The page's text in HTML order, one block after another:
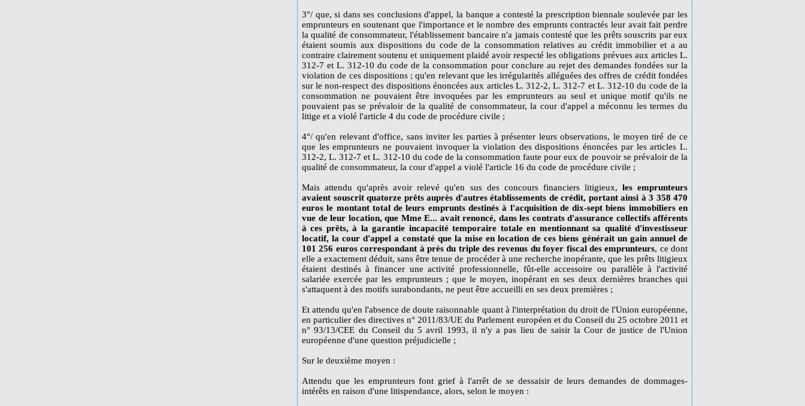
3°/ que, si dans ses conclusions d'appel, la banque a contesté la prescription biennale soulevée par les
emprunteurs en soutenant que l'importance et le nombre des emprunts contractés leur avait fait perdre
la qualité de consommateur, l'établissement bancaire n'a jamais contesté que les prêts souscrits par eux
étaient soumis aux dispositions du code de la consommation relatives au crédit immobilier et a au
contraire clairement soutenu et uniquement plaidé avoir respecté les obligations prévues aux articles L.
312-7 et L. 312-10 du code de la consommation pour conclure au rejet des demandes fondées sur la
violation de ces dispositions ; qu'en relevant que les irrégularités alléguées des offres de crédit fondées
sur le non-respect des dispositions énoncées aux articles L. 312-2, L. 312-7 et L. 312-10 du code de la
consommation ne pouvaient être invoquées par les emprunteurs au seul et unique motif qu'ils ne
pouvaient pas se prévaloir de la qualité de consommateur, la cour d'appel a méconnu les termes du
litige et a violé l'article 4 du code de procédure civile ;
4°/ qu'en relevant d'office, sans inviter les parties à présenter leurs observations, le moyen tiré de ce
que les emprunteurs ne pouvaient invoquer la violation des dispositions énoncées par les articles L.
312-2, L. 312-7 et L. 312-10 du code de la consommation faute pour eux de pouvoir se prévaloir de la
qualité de consommateur, la cour d'appel a violé l'article 16 du code de procédure civile ;
Mais attendu qu'après avoir relevé qu'en sus des concours financiers litigieux, les emprunteurs
avaient souscrit quatorze prêts auprès d'autres établissements de crédit, portant ainsi à 3 358 470
euros le montant total de leurs emprunts destinés à l'acquisition de dix-sept biens immobiliers en
vue de leur location, que Mme E... avait renoncé, dans les contrats d'assurance collectifs afférents
à ces prêts, à la garantie incapacité temporaire totale en mentionnant sa qualité d'investisseur
locatif, la cour d'appel a constaté que la mise en location de ces biens générait un gain annuel de
101 256 euros correspondant à près du triple des revenus du foyer fiscal des emprunteurs, ce dont
elle a exactement déduit, sans être tenue de procéder à une recherche inopérante, que les prêts litigieux
étaient destinés à financer une activité professionnelle, fût-elle accessoire ou parallèle à l'activité
salariée exercée par les emprunteurs ; que le moyen, inopérant en ses deux dernières branches qui
s'attaquent à des motifs surabondants, ne peut être accueilli en ses deux premières ;
Et attendu qu'en l'absence de doute raisonnable quant à l'interprétation du droit de l'Union européenne,
en particulier des directives n° 2011/83/UE du Parlement européen et du Conseil du 25 octobre 2011 et
n° 93/13/CEE du Conseil du 5 avril 1993, il n'y a pas lieu de saisir la Cour de justice de l'Union
européenne d'une question préjudicielle ;
Sur le deuxième moyen :
Attendu que les emprunteurs font grief à l'arrêt de se dessaisir de leurs demandes de dommages-
intérêts en raison d'une litispendance, alors, selon le moyen :